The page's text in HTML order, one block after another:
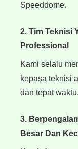
Speeddome.
2. Tim Teknisi
Professional
Kami selalu
kepasa teknisi
dan tepat waktu.
3.
Besar Dan